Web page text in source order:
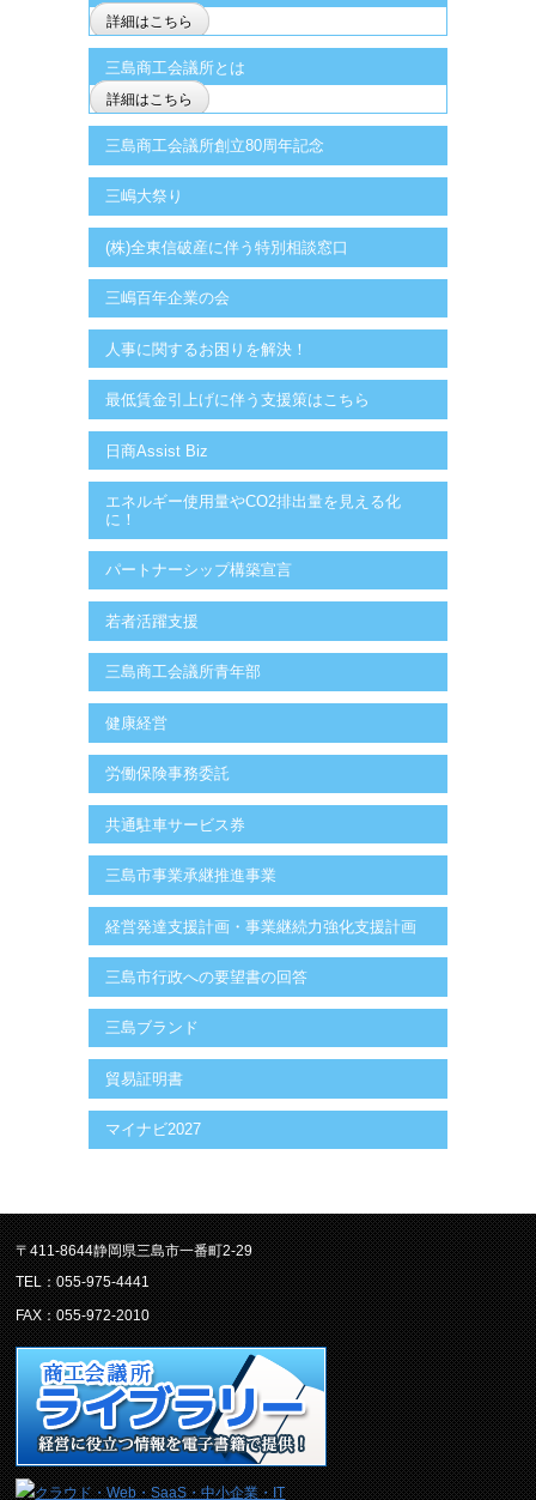
詳細はこちら
三島商工会議所とは
詳細はこちら
三島商工会議所創立80周年記念
三嶋大祭り
(株)全東信破産に伴う特別相談窓口
三嶋百年企業の会
人事に関するお困りを解決！
最低賃金引上げに伴う支援策はこちら
日商Assist Biz
エネルギー使用量やCO2排出量を見える化
に！
パートナーシップ構築宣言
若者活躍支援
三島商工会議所青年部
健康経営
労働保険事務委託
共通駐車サービス券
三島市事業承継推進事業
経営発達支援計画・事業継続力強化支援計画
三島市行政への要望書の回答
三島ブランド
貿易証明書
マイナビ2027
〒411-8644静岡県三島市一番町2-29
TEL：055-975-4441
FAX：055-972-2010